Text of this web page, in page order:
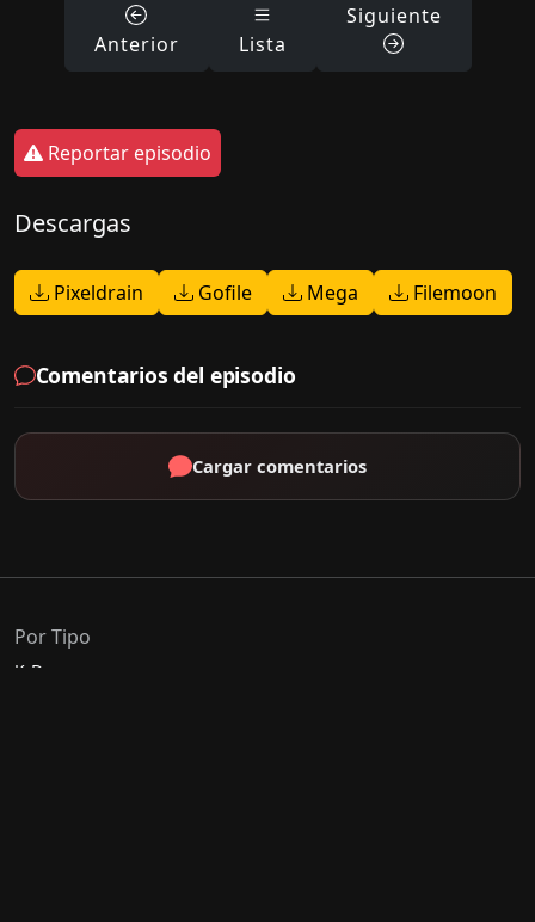
Anterior Lista
Siguiente
Reportar episodio
Descargas
Pixeldrain Gofile Mega Filemoon
Comentarios del episodio
Cargar comentarios
Por Tipo
K-Drama